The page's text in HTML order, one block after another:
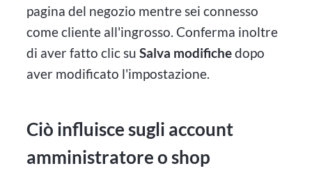
pagina del negozio mentre sei connesso
come cliente all'ingrosso. Conferma inoltre
di aver fatto clic suSalva modifichedopo
aver modificato l'impostazione.
Ciò influisce sugli account
amministratore o shop